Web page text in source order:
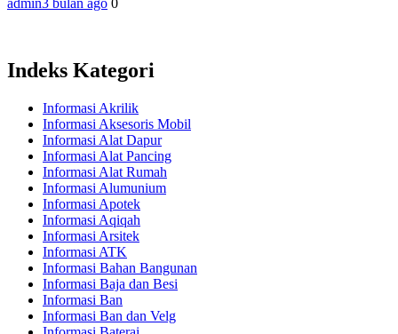
Indeks Kategori
Informasi Akrilik
Informasi Aksesoris Mobil
Informasi Alat Dapur
Informasi Alat Pancing
Informasi Alat Rumah
Informasi Alumunium
Informasi Apotek
Informasi Aqiqah
Informasi Arsitek
Informasi ATK
Informasi Bahan Bangunan
Informasi Baja dan Besi
Informasi Ban
Informasi Ban dan Velg